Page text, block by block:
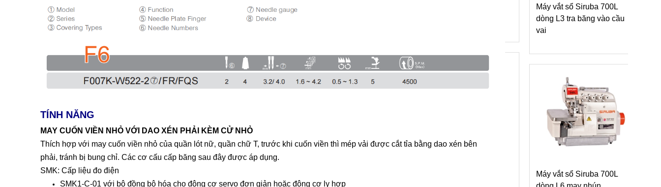
TÍNH NĂNG
MAY CUỐN VIỀN NHỎ VỚI DAO XÉN PHẢI KÈM CỬ NHỎ
Thích hợp với may cuốn viền nhỏ của quần lót nữ, quần chữ T, trước khi cuốn viền thì mép vải được cắt tỉa bằng dao xén bên
phải, tránh bị bung chỉ. Các cơ cấu cấp băng sau đây được áp dụng.
SMK: Cấp liệu đo điện
SMK1-C-01 với bộ đồng bộ hóa cho động cơ servo đơn giản hoặc động cơ ly hợp
bò mũi móc xích một kim
Máy trần đè Siruba S007K
dòng S5 -đường may lai cắt
Máy vắt sổ Siruba 700L
dòng L3 tra băng vào cầu
Máy vắt sổ Siruba 700L